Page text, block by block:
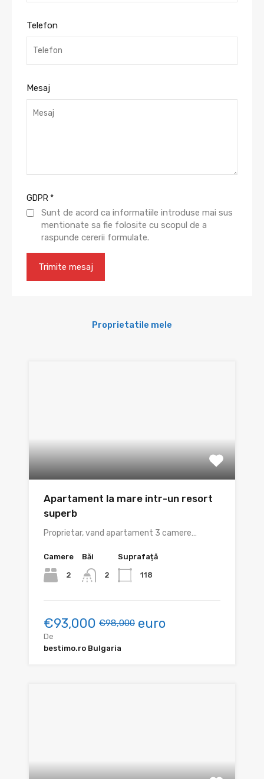
Telefon
Mesaj
GDPR*
Sunt de acord ca informatiile introduse mai sus
mentionate sa fie folosite cu scopul de a
raspunde cererii formulate.
Proprietatile mele
Apartament la mare intr-un resort
superb
Proprietar, vand apartament 3 camere…
Camere
2
Băi
2
Suprafață
118
€93,000 €98,000 euro
De
bestimo.ro Bulgaria